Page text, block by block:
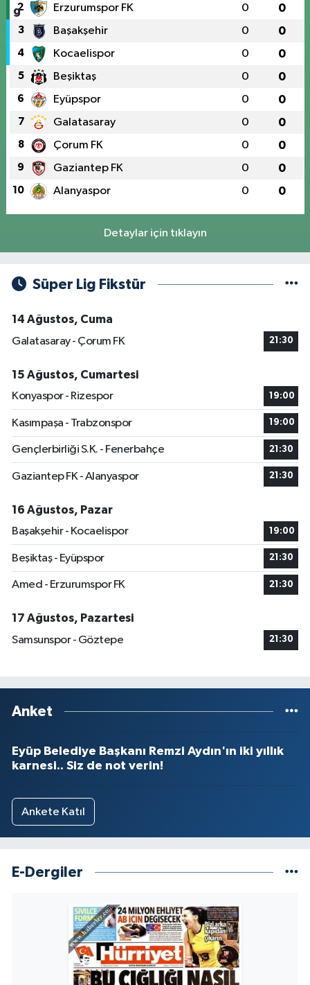
2 Erzurumspor FK 0 0
3 Başakşehir 0 0
4 Kocaelispor 0 0
5 Beşiktaş 0 0
6 Eyüpspor 0 0
7 Galatasaray 0 0
8 Çorum FK 0 0
9 Gaziantep FK 0 0
10 Alanyaspor 0 0
Detaylar için tıklayın
Süper Lig Fikstür
14 Ağustos, Cuma
Galatasaray - Çorum FK
21:30
15 Ağustos, Cumartesi
Konyaspor - Rizespor
19:00
Kasımpaşa - Trabzonspor 19:00
Gençlerbirliği S.K. - Fenerbahçe 21:30
Gaziantep FK - Alanyaspor 21:30
16 Ağustos, Pazar
Başakşehir - Kocaelispor
19:00
Beşiktaş - Eyüpspor 21:30
Amed - Erzurumspor FK 21:30
17 Ağustos, Pazartesi
Samsunspor - Göztepe
21:30
Anket
Eyüp Belediye Başkanı Remzi Aydın'ın iki yıllık
karnesi.. Siz de not verin!
Ankete Katıl
E-Dergiler